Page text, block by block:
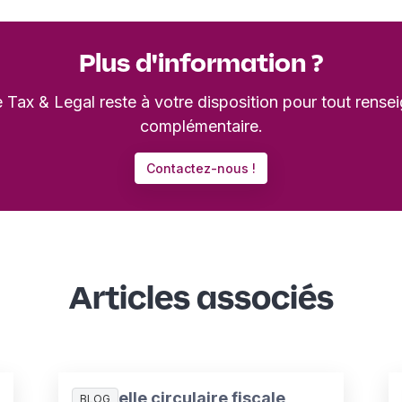
Plus d'information ?
Tax & Legal reste à votre disposition pour tout
complémentaire.
Contactez-nous !
Articles associés
BLOG